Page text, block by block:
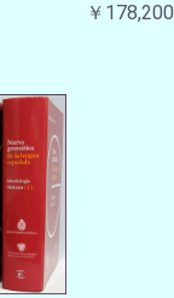
￥178,200